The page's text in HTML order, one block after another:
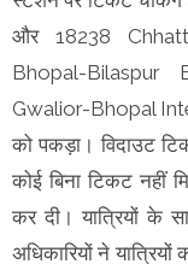
और 18238
Bhopal-Bilaspur
Gwalior-Bhopal
को पकड़ा। विदाउट
कोई बिना टिकट
कर दी। यात्रियों के
अधिकारियों ने